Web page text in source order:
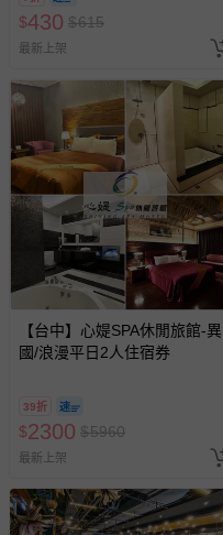
$430 $615
最新上架
【台中】心媞SPA休閒旅館-異
國/浪漫平日2人住宿券
39折
$2300 $5960
最新上架